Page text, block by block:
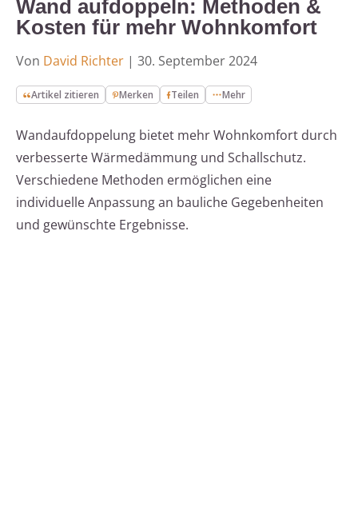
Wand aufdoppeln: Methoden &
Kosten für mehr Wohnkomfort
Von David Richter | 30. September 2024
Artikel zitieren Merken Teilen Mehr
Wandaufdoppelung bietet mehr Wohnkomfort durch
verbesserte Wärmedämmung und Schallschutz.
Verschiedene Methoden ermöglichen eine
individuelle Anpassung an bauliche Gegebenheiten
und gewünschte Ergebnisse.